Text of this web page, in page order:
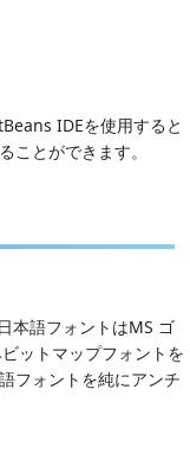
IDEを使用すると
とができます。
本語フォントはMS ゴ
ットマップフォントを
フォントを純にアンチ